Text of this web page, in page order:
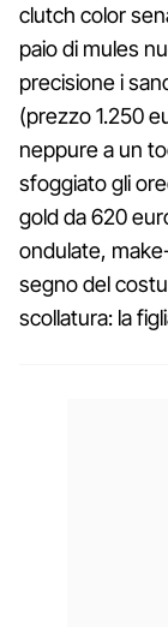
clutch color
paio di mules
precisione i
(prezzo 1.250
neppure a un
sfoggiato gli
gold da 620
ondulate,
segno del
scollatura: la